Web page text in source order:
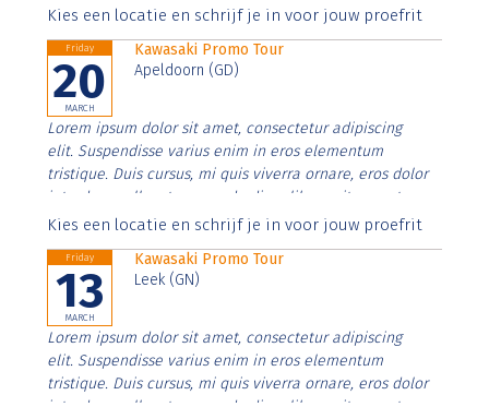
Aenean faucibus nibh et justo cursus id rutrum lorem
Kies een locatie en schrijf je in voor jouw proefrit
Friday
20
MARCH
Kawasaki Promo Tour
Apeldoorn (GD)
Lorem ipsum dolor sit amet, consectetur adipiscing
elit. Suspendisse varius enim in eros elementum
tristique. Duis cursus, mi quis viverra ornare, eros dolor
interdum nulla, ut commodo diam libero vitae erat.
Aenean faucibus nibh et justo cursus id rutrum lorem
Kies een locatie en schrijf je in voor jouw proefrit
Friday
13
MARCH
Kawasaki Promo Tour
Leek (GN)
Lorem ipsum dolor sit amet, consectetur adipiscing
elit. Suspendisse varius enim in eros elementum
tristique. Duis cursus, mi quis viverra ornare, eros dolor
interdum nulla, ut commodo diam libero vitae erat.